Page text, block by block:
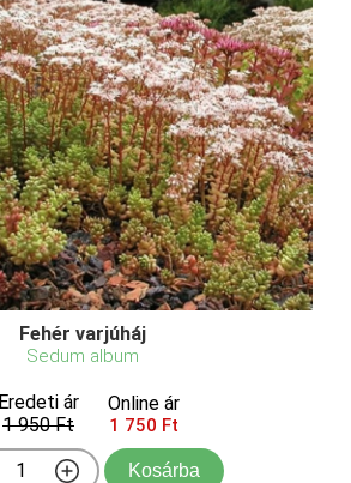
Fehér varjúháj
Sedum album
Eredeti ár
1 950 Ft
Online ár
1 750 Ft
Kosárba